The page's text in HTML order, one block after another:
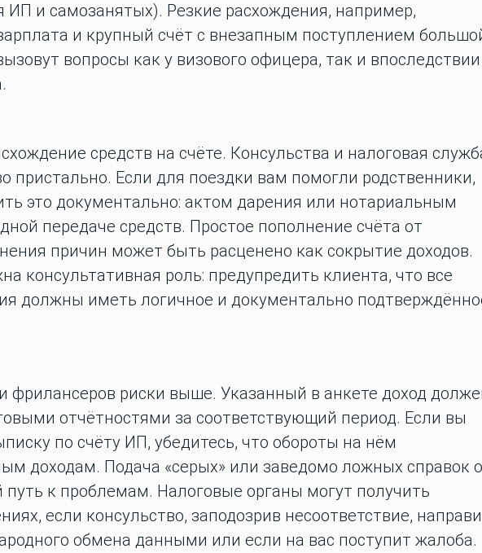
и самозанятых). Резкие расхождения, например,
и крупный счёт с внезапным поступлением
вопросы как у визового офицера, так и впоследствии
средств на счёте. Консульства и налоговая
пристально. Если для поездки вам помогли родственники,
это документально: актом дарения или нотариальным
передаче средств. Простое пополнение счёта от
причин может быть расценено как сокрытие доходов.
консультативная роль: предупредить клиента, что все
должны иметь логичное и документально
фрилансеров риски выше. Указанный в анкете доход
отчётностями за соответствующий период. Если вы
по счёту ИП, убедитесь, что обороты на нём
доходам. Подача «серых» или заведомо ложных справок о
к проблемам. Налоговые органы могут получить
если консульство, заподозрив несоответствие,
обмена данными или если на вас поступит жалоба.